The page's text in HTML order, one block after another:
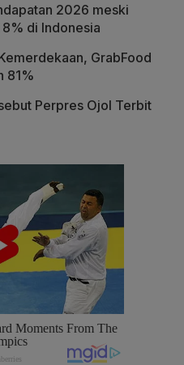
2026 meski
di Indonesia
GrabFood
81%
Perpres Ojol Terbit